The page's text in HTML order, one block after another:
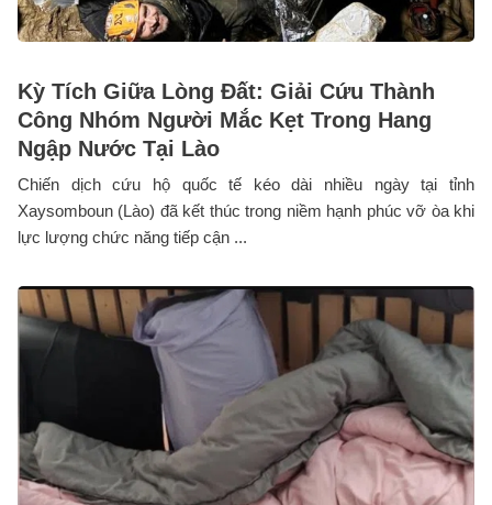
Kỳ Tích Giữa Lòng Đất: Giải Cứu Thành
Công Nhóm Người Mắc Kẹt Trong Hang
Ngập Nước Tại Lào
Chiến dịch cứu hộ quốc tế kéo dài nhiều ngày tại tỉnh
Xaysomboun (Lào) đã kết thúc trong niềm hạnh phúc vỡ òa khi
lực lượng chức năng tiếp cận ...